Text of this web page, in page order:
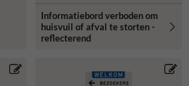
Informatiebord verboden om
huisvuil of afval te storten -
reflecterend